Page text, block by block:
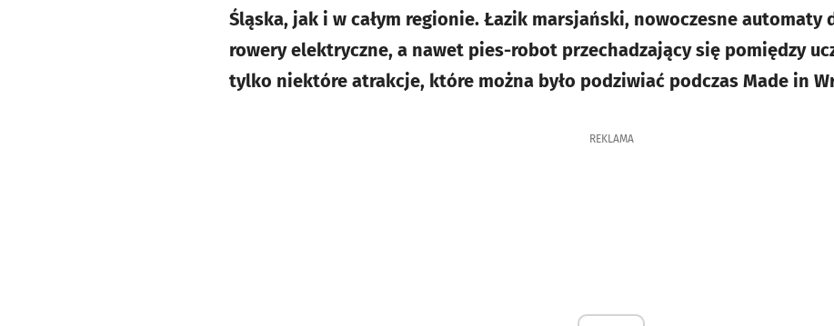
Śląska, jak i w całym regionie. Łazik marsjański, nowoczesne automaty
rowery elektryczne, a nawet pies-robot przechadzający się pomiędzy
tylko niektóre atrakcje, które można było podziwiać podczas Made in
REKLAMA